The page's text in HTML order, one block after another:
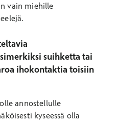
vain miehille
suihketta tai
ihokontaktia toisiin
annostellulle
kyseessä olla